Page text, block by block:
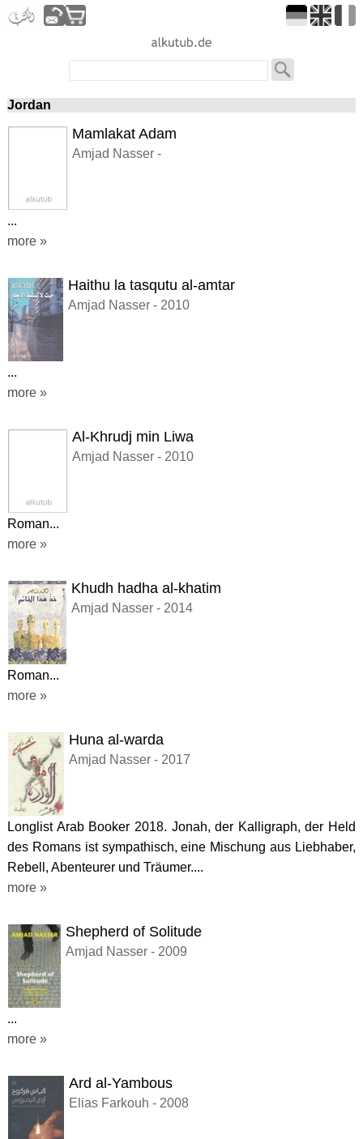
Jordan
Mamlakat Adam
Amjad Nasser -
...
more »
Haithu la tasqutu al-amtar
Amjad Nasser - 2010
...
more »
Al-Khrudj min Liwa
Amjad Nasser - 2010
Roman...
more »
Khudh hadha al-khatim
Amjad Nasser - 2014
Roman...
more »
Huna al-warda
Amjad Nasser - 2017
Longlist Arab Booker 2018. Jonah, der Kalligraph, der Held
des Romans ist sympathisch, eine Mischung aus Liebhaber,
Rebell, Abenteurer und Träumer....
more »
Shepherd of Solitude
Amjad Nasser - 2009
...
more »
Ard al-Yambous
Elias Farkouh - 2008